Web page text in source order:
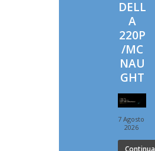
DELL
A
220P
/MC
NAU
GHT
7 Agosto
2026
Continua